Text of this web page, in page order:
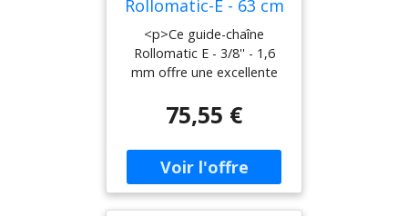
Rollomatic-E - 63 cm
- 3/8'' - 1,6 mm -
STIHL - 3003-000-
5231
<p>Ce guide-chaîne
Rollomatic E - 3/8'' - 1,6
mm offre une excellente
conçu pour les utilisateurs
expérimentés et convient
parfaitement aux besoins
en forêt, agriculture et
construction grâce à son
grand rail. Fabriqué à
75,55 €